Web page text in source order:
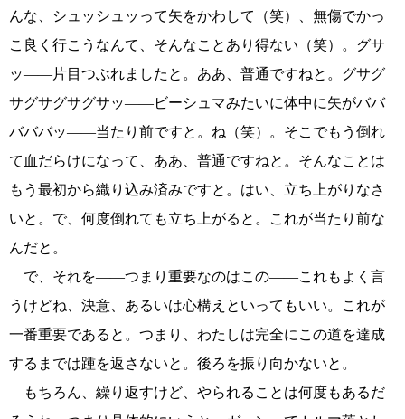
んな、シュッシュッって矢をかわして（笑）、無傷でかっ
こ良く行こうなんて、そんなことあり得ない（笑）。グサ
ッ――片目つぶれましたと。ああ、普通ですねと。グサグ
サグサグサグサッ――ビーシュマみたいに体中に矢がババ
バババッ――当たり前ですと。ね（笑）。そこでもう倒れ
て血だらけになって、ああ、普通ですねと。そんなことは
もう最初から織り込み済みですと。はい、立ち上がりなさ
いと。で、何度倒れても立ち上がると。これが当たり前な
んだと。
で、それを――つまり重要なのはこの――これもよく言
うけどね、決意、あるいは心構えといってもいい。これが
一番重要であると。つまり、わたしは完全にこの道を達成
するまでは踵を返さないと。後ろを振り向かないと。
もちろん、繰り返すけど、やられることは何度もあるだ